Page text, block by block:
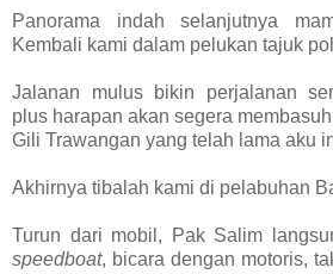
Panorama indah selanjutnya
Kembali kami dalam pelukan tajuk
Jalanan mulus bikin perjalanan
plus harapan akan segera
Gili Trawangan yang telah lama aku
Akhirnya tibalah kami di pelabuhan
Turun dari mobil, Pak Salim
speedboat, bicara dengan motoris,